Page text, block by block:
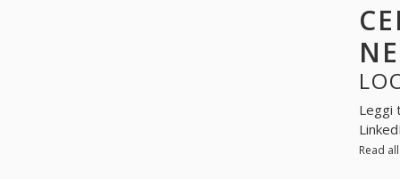
Leggi
Read